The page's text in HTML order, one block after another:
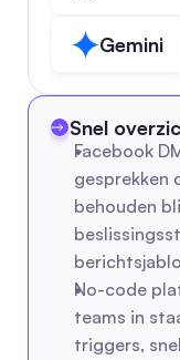
Gemini
Snel
Facebook
gesprekken
behouden
No-code
teams in
triggers,